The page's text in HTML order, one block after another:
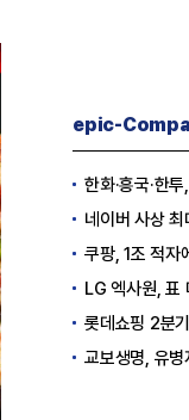
epic-
한화·흥국·한투,
네이버 사상
쿠팡, 1조 적자
LG 엑사원, 표 데
롯데쇼핑 2분
교보생명, 유병자 보